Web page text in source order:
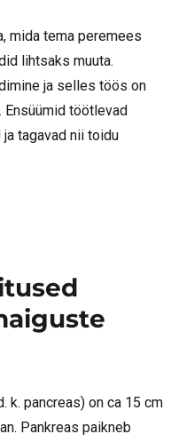
mida tema peremees
lihtsaks muuta.
ja selles töös on
Ensüümid töötlevad
tagavad nii toidu
k. pancreas) on ca 15 cm
Pankreas paikneb